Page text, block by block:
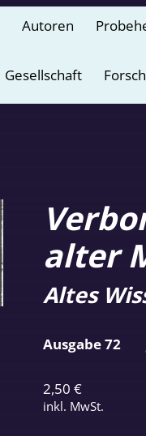
Autoren
Gesellschaft
alter
2,50 €
inkl. MwSt.
Altes
Ausgabe 72